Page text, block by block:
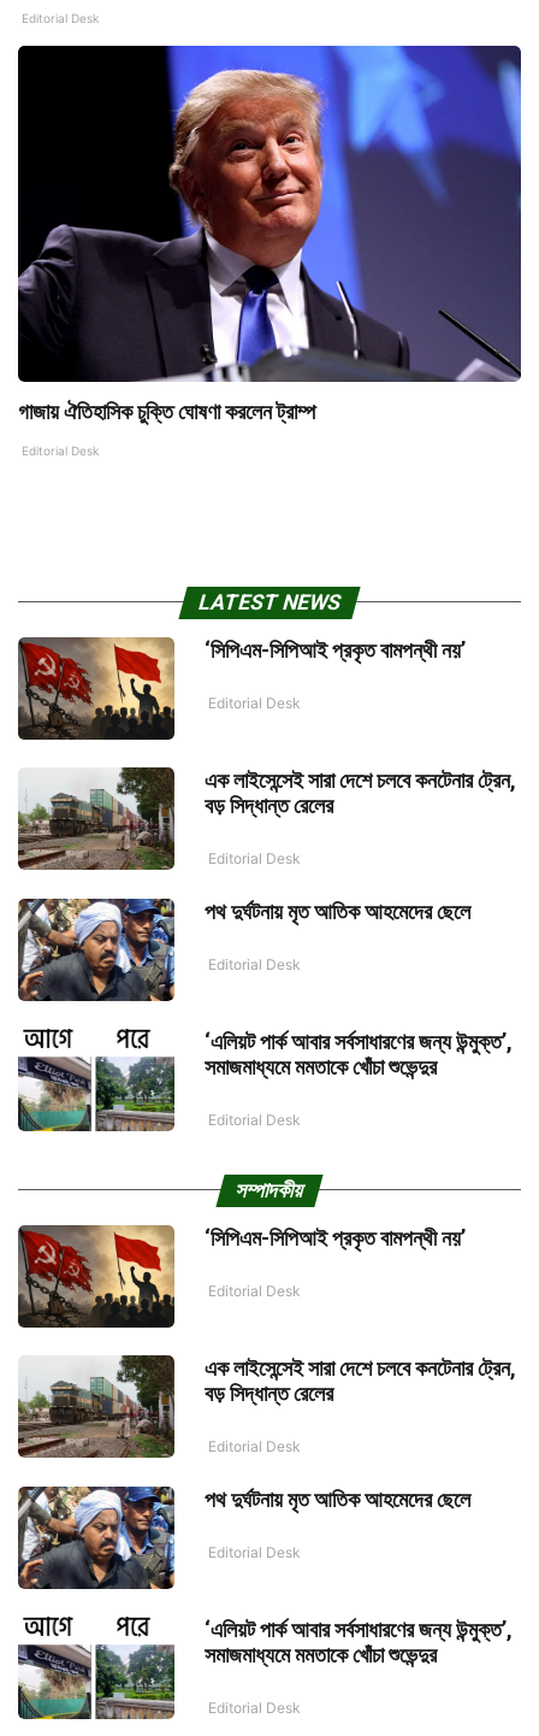
Editorial Desk
গাজায় ঐতিহাসিক চুক্তি ঘোষণা করলেন ট্রাম্প
Editorial Desk
LATEST NEWS
‘সিপিএম-সিপিআই প্রকৃত বামপন্থী নয়’
Editorial Desk
এক লাইসেন্সেই সারা দেশে চলবে কনটেনার ট্রেন,
বড় সিদ্ধান্ত রেলের
Editorial Desk
পথ দুর্ঘটনায় মৃত আতিক আহমেদের ছেলে
Editorial Desk
‘এলিয়ট পার্ক আবার সর্বসাধারণের জন্য উন্মুক্ত’,
সমাজমাধ্যমে মমতাকে খোঁচা শুভেন্দুর
Editorial Desk
সম্পাদকীয়
‘সিপিএম-সিপিআই প্রকৃত বামপন্থী নয়’
Editorial Desk
এক লাইসেন্সেই সারা দেশে চলবে কনটেনার ট্রেন,
বড় সিদ্ধান্ত রেলের
Editorial Desk
পথ দুর্ঘটনায় মৃত আতিক আহমেদের ছেলে
Editorial Desk
‘এলিয়ট পার্ক আবার সর্বসাধারণের জন্য উন্মুক্ত’,
সমাজমাধ্যমে মমতাকে খোঁচা শুভেন্দুর
Editorial Desk